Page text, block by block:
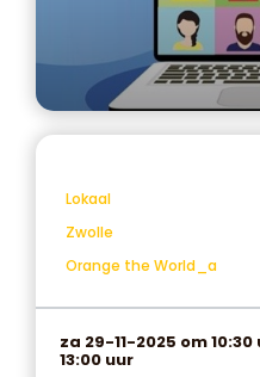
Lokaal
Zwolle
Orange the World_a
za 29-11-2025 om 10:30
13:00 uur